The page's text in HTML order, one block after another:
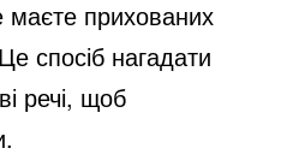
маєте прихованих
спосіб нагадати
речі, щоб